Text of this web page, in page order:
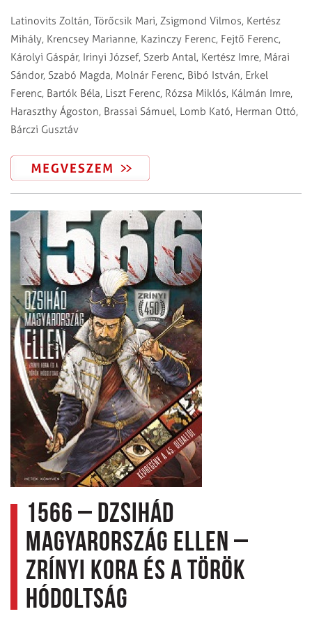
Latinovits Zoltán, Törőcsik Mari, Zsigmond Vilmos, Kertész
Mihály, Krencsey Marianne, Kazinczy Ferenc, Fejtő Ferenc,
Károlyi Gáspár, Irinyi József, Szerb Antal, Kertész Imre, Márai
Sándor, Szabó Magda, Molnár Ferenc, Bibó István, Erkel
Ferenc, Bartók Béla, Liszt Ferenc, Rózsa Miklós, Kálmán Imre,
Haraszthy Ágoston, Brassai Sámuel, Lomb Kató, Herman Ottó,
Bárczi Gusztáv
1566 – Dzsihád
Magyarország ellen –
Zrínyi kora és a török
hódoltság